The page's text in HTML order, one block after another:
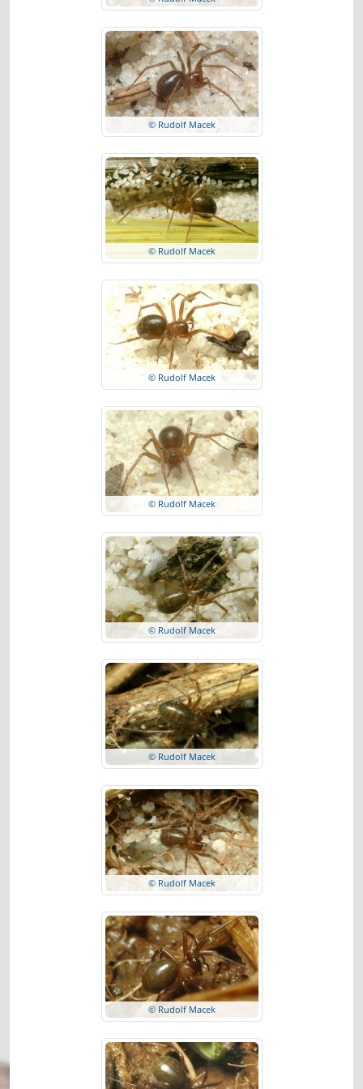
© Rudolf Macek
© Rudolf Macek
© Rudolf Macek
© Rudolf Macek
© Rudolf Macek
© Rudolf Macek
© Rudolf Macek
© Rudolf Macek